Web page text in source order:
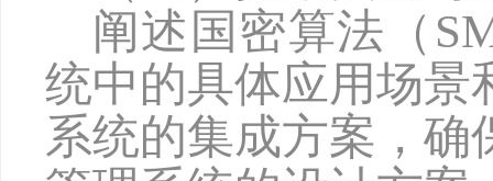
阐述国密算法（
统中的具体应用场景
系统的集成方案，